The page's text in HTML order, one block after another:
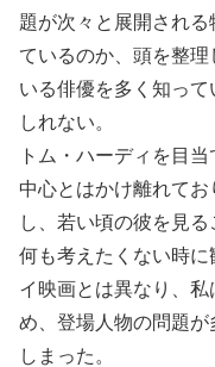
題が次々と展開され
ているのか、頭を整
いる俳優を多く知っ
しれない。
トム・ハーディを目
中心とはかけ離れて
し、若い頃の彼を見る
何も考えたくない時
イ映画とは異なり、
め、登場人物の問題
しまった。